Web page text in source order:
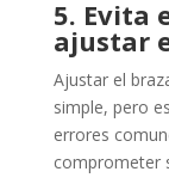
5. Evita
ajustar
Ajustar el
simple, pero
errores
comprometer